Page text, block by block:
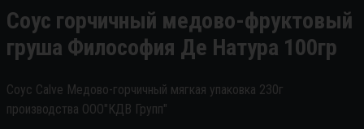
Соус горчичный медово-фруктовый
груша Философия Де Натура 100гр
Соус Calve Медово-горчичный мягкая упаковка 230г
производства ООО"КДВ Групп"